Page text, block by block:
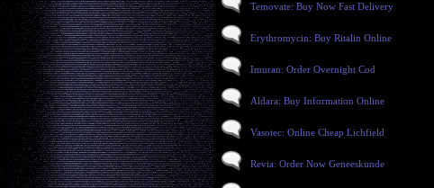
Temovate: Buy Now Fast Delivery
Erythromycin: Buy Ritalin Online
Imuran: Order Overnight Cod
Aldara: Buy Information Online
Vasotec: Online Cheap Lichfield
Revia: Order Now Geneeskunde